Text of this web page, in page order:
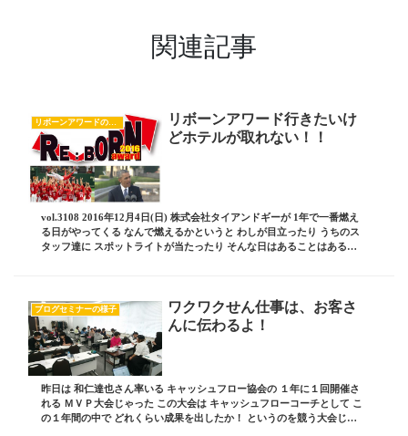
関連記事
リボーンアワードのすべて
リボーンアワード行きたいけ
どホテルが取れない！！
vol.3108 2016年12月4日(日) 株式会社タイアンドギーが 1年で一番燃え
る日がやってくる なんで燃えるかというと わしが目立ったり うちのス
タッフ達に スポットライトが当たったり そんな日はあることはあるけ
ブログセミナーの様子
ワクワクせん仕事は、お客さ
んに伝わるよ！
昨日は 和仁達也さん率いる キャッシュフロー協会の １年に１回開催さ
れる ＭＶＰ大会じゃった この大会は キャッシュフローコーチとして こ
の１年間の中で どれくらい成果を出したか！ というのを競う大会じゃ